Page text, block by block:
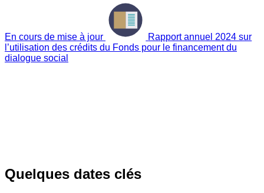
En cours de mise à jour
Rapport annuel 2024 sur
l’utilisation des crédits du Fonds pour le financement du
dialogue social
Quelques dates clés